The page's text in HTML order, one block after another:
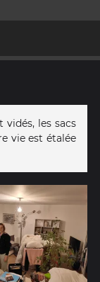
vidés, les sacs
vie est étalée